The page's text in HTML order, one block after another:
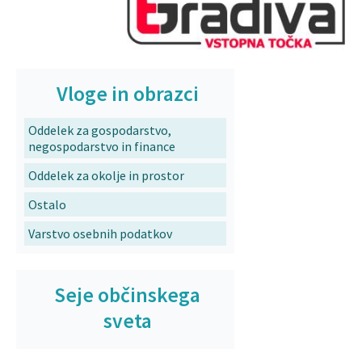
Vloge in obrazci
Oddelek za gospodarstvo,
negospodarstvo in finance
Oddelek za okolje in prostor
Ostalo
Varstvo osebnih podatkov
Seje občinskega
sveta